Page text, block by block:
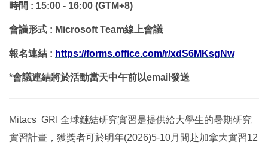
時間 : 15:00 - 16:00 (GTM+8)
會議形式 : Microsoft Team線上會議
報名連結 : https://forms.office.com/r/xdS6MKsgNw
*會議連結將於活動當天中午前以email 發送
Mitacs GRI 全球鏈結研究實習是提供給大學生的暑期研究
實習計畫，獲獎者可於明年(2026)5-10月間赴加拿大實習12